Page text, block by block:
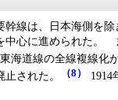
幹線は、日本海側を
中心に進められた。
海道線の全線複線化
された。
（8）
1914